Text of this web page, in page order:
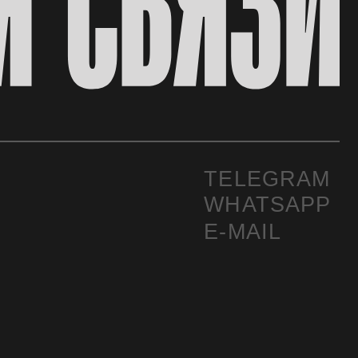
TELEGRAM
WHATSAPP
E-MAIL